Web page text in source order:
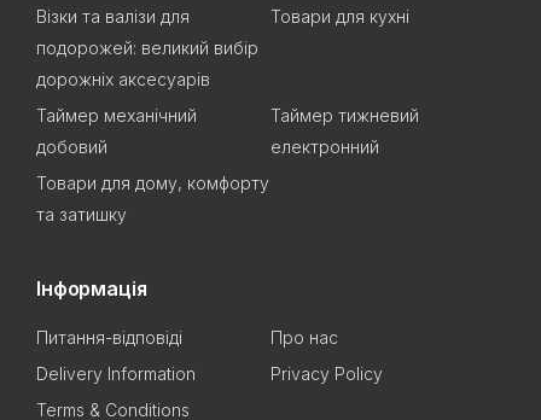
Візки та валізи для
подорожей: великий вибір
дорожніх аксесуарів
Товари для кухні
Таймер механічний
добовий
Таймер тижневий
електронний
Товари для дому, комфорту
та затишку
Інформація
Питання-відповіді
Про нас
Delivery Information
Privacy Policy
Terms & Conditions